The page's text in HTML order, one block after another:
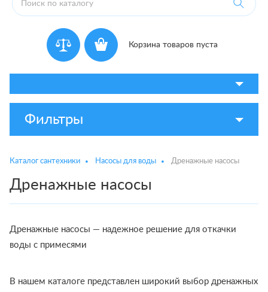
Корзина товаров пуста
Фильтры
Каталог сантехники Насосы для воды Дренажные насосы
Дренажные насосы
Дренажные насосы — надежное решение для откачки
воды с примесями
В нашем каталоге представлен широкий выбор дренажных